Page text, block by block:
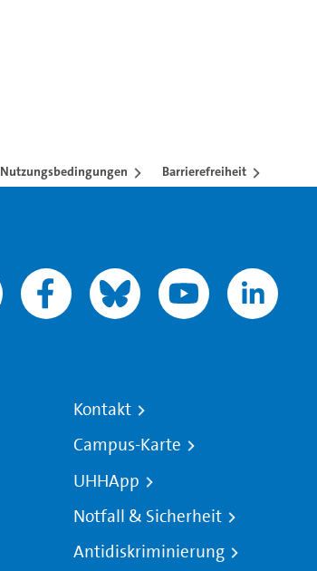
Nutzungsbedingungen Barrierefreiheit
Kontakt
Campus-Karte
UHHApp
Notfall & Sicherheit
Antidiskriminierung